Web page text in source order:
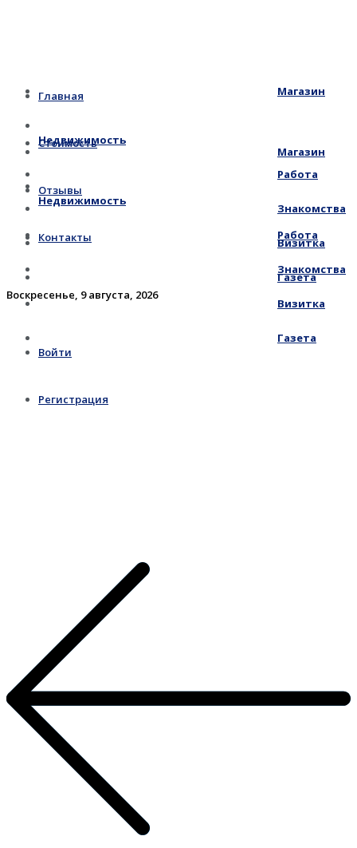
Главная
Стоимость
Отзывы
Контакты
Воскресенье, 9 августа, 2026
Войти
Регистрация
Магазин
Недвижимость
Работа
Знакомства
Визитка
Газета
Магазин
Недвижимость
Работа
Знакомства
Визитка
Газета